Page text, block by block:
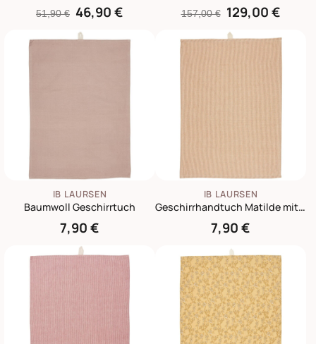
51,90 € 46,90 € 157,00 € 129,00 €
IB LAURSEN
Baumwoll Geschirrtuch
7,90 €
IB LAURSEN
Geschirrhandtuch Matilde mit Streifen
7,90 €